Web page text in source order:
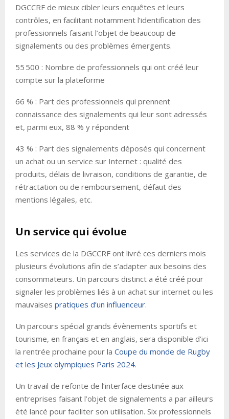
DGCCRF de mieux cibler leurs enquêtes et leurs
contrôles, en facilitant notamment l’identification des
professionnels faisant l’objet de beaucoup de
signalements ou des problèmes émergents.
55 500 : Nombre de professionnels qui ont créé leur
compte sur la plateforme
66 % : Part des professionnels qui prennent
connaissance des signalements qui leur sont adressés
et, parmi eux, 88 % y répondent
43 % : Part des signalements déposés qui concernent
un achat ou un service sur Internet : qualité des
produits, délais de livraison, conditions de garantie, de
rétractation ou de remboursement, défaut des
mentions légales, etc.
Un service qui évolue
Les services de la DGCCRF ont livré ces derniers mois
plusieurs évolutions afin de s’adapter aux besoins des
consommateurs. Un parcours distinct a été créé pour
signaler les problèmes liés à un achat sur internet ou les
mauvaises pratiques d’un influenceur.
Un parcours spécial grands évènements sportifs et
tourisme, en français et en anglais, sera disponible d’ici
la rentrée prochaine pour la Coupe du monde de Rugby
et les Jeux olympiques Paris 2024.
Un travail de refonte de l’interface destinée aux
entreprises faisant l’objet de signalements a par ailleurs
été lancé pour faciliter son utilisation. Six professionnels